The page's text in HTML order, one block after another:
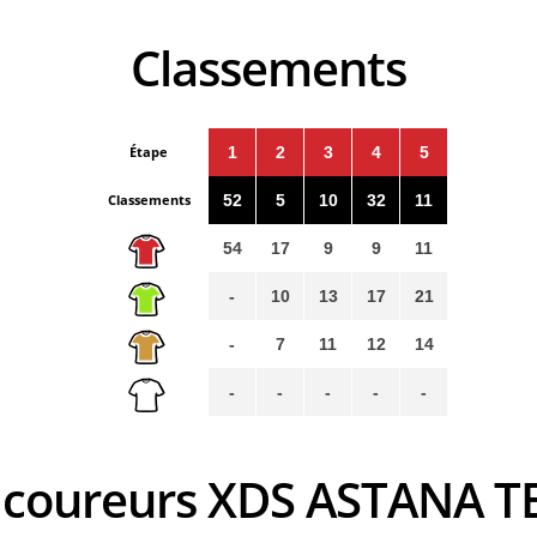
Classements
Étape
Classements
1
52
54
-
-
-
2
5
17
10
7
-
3
10
9
13
11
-
4
32
9
17
12
-
5
11
11
21
14
-
coureurs XDS ASTANA